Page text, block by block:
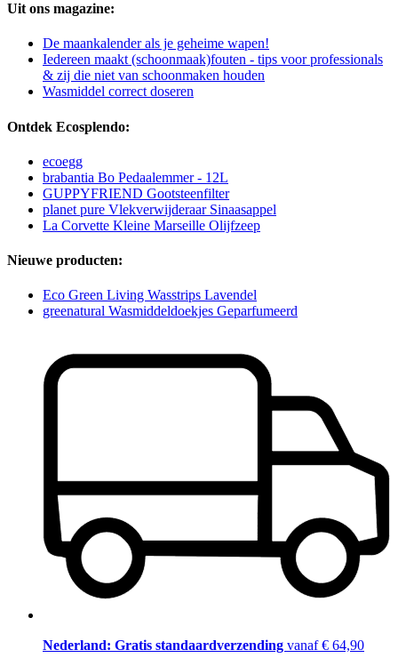
Uit ons magazine:
De maankalender als je geheime wapen!
Iedereen maakt (schoonmaak)fouten - tips voor professionals
& zij die niet van schoonmaken houden
Wasmiddel correct doseren
Ontdek Ecosplendo:
ecoegg
brabantia Bo Pedaalemmer - 12L
GUPPYFRIEND Gootsteenfilter
planet pure Vlekverwijderaar Sinaasappel
La Corvette Kleine Marseille Olijfzeep
Nieuwe producten:
Eco Green Living Wasstrips Lavendel
greenatural Wasmiddeldoekjes Geparfumeerd
Nederland: Gratis standaardverzending vanaf € 64,90